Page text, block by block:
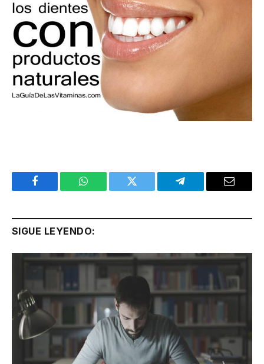
Facebook WhatsApp Twitter Telegram Email
SIGUE LEYENDO: